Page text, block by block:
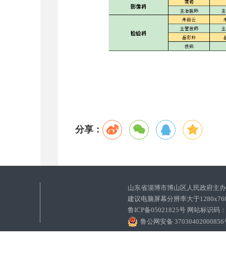
分享：
山东省淄博市博山区人民政府
建议电脑屏幕分辨率大于
鲁ICP备05021825号 网站标识码
鲁公网安备 37030402000856